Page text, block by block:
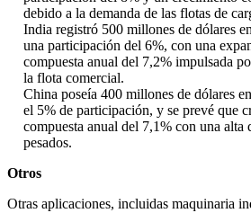
debido a la demanda de las flotas de
India registró 500 millones de dólares
una participación del 6%, con una
compuesta anual del 7,2% impulsada
la flota comercial.
China poseía 400 millones de dólares
el 5% de participación, y se prevé que
compuesta anual del 7,1% con una alta
pesados.
Otros
Otras aplicaciones, incluidas maquinaria